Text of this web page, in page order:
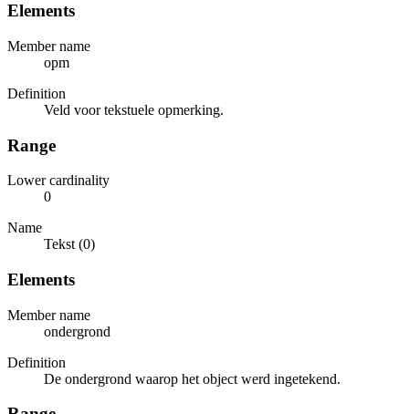
Elements
Member name
opm
Definition
Veld voor tekstuele opmerking.
Range
Lower cardinality
0
Name
Tekst (0)
Elements
Member name
ondergrond
Definition
De ondergrond waarop het object werd ingetekend.